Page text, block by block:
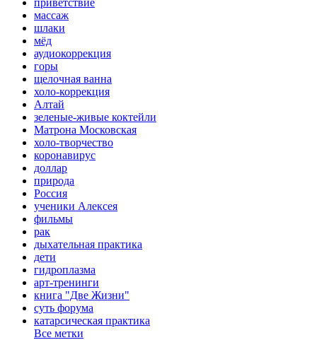
массаж
шлаки
мёд
аудиокоррекция
горы
щелочная ванна
холо-коррекция
Алтай
зеленые-живые коктейли
Матрона Московская
холо-творчество
коронавирус
доллар
природа
Россия
ученики Алексея
фильмы
рак
дыхательная практика
дети
гидроплазма
арт-тренинги
книга "Две Жизни"
суть форума
катарсическая практика
Все метки